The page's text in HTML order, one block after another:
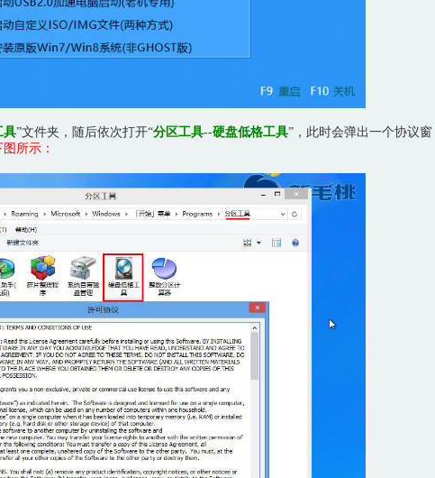
具”文件夹，随后依次打开“分区工具--硬盘低格工具”，此时会弹出一个协议窗
所示：